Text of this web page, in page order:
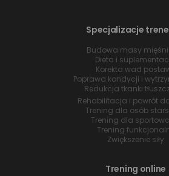
Specjalizacje
Budowa masy
Dieta i
Korekta wad
Poprawa kondycji i
Redukcja tkanki
Rehabilitacja i powrót
Trening dla osób
Trening dla
Trening
Zwiększenie siły
Trening online